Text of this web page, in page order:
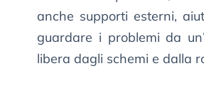
anche supporti esterni,
guardare i problemi da
libera dagli schemi e dalla